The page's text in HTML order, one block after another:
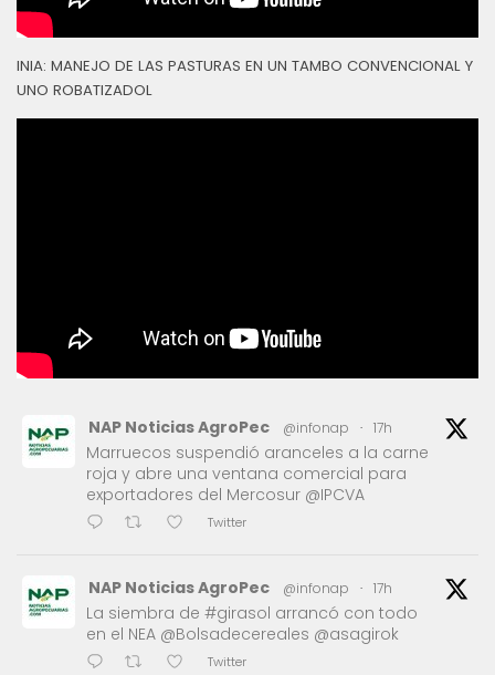
INIA: MANEJO DE LAS PASTURAS EN UN TAMBO CONVENCIONAL Y
UNO ROBATIZADOL
NAP Noticias AgroPec @infonap · 17h
Marruecos suspendió aranceles a la carne
roja y abre una ventana comercial para
exportadores del Mercosur @IPCVA
Twitter
NAP Noticias AgroPec @infonap · 17h
La siembra de #girasol arrancó con todo
en el NEA @Bolsadecereales @asagirok
Twitter